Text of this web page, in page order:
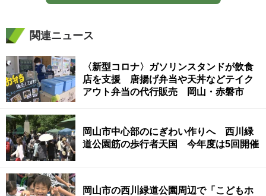
関連ニュース
〈新型コロナ〉ガソリンスタンドが飲食
店を支援 唐揚げ弁当や天丼などテイク
アウト弁当の代行販売 岡山・赤磐市
岡山市中心部のにぎわい作りへ 西川緑
道公園筋の歩行者天国 今年度は5回開催
岡山市の西川緑道公園周辺で「こどもホ